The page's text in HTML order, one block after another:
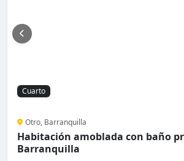
Cuarto
Otro, Barranquilla
Habitación amoblada con baño
Barranquilla